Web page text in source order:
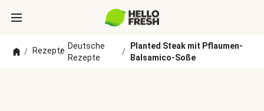
/ Rezepte
/
Deutsche
Rezepte
/
Planted Steak mit Pflaumen-
Balsamico-Soße